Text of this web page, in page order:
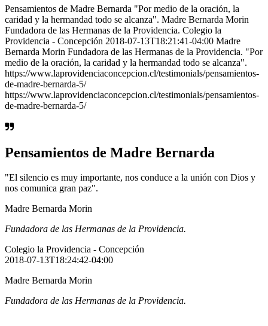
Pensamientos de Madre Bernarda "Por medio de la oración, la
caridad y la hermandad todo se alcanza". Madre Bernarda Morin
Fundadora de las Hermanas de la Providencia. Colegio la
Providencia - Concepción 2018-07-13T18:21:41-04:00 Madre
Bernarda Morin Fundadora de las Hermanas de la Providencia. "Por
medio de la oración, la caridad y la hermandad todo se alcanza".
https://www.laprovidenciaconcepcion.cl/testimonials/pensamientos-
de-madre-bernarda-5/
https://www.laprovidenciaconcepcion.cl/testimonials/pensamientos-
de-madre-bernarda-5/
Pensamientos de Madre Bernarda
"El silencio es muy importante, nos conduce a la unión con Dios y
nos comunica gran paz".
Madre Bernarda Morin
Fundadora de las Hermanas de la Providencia.
Colegio la Providencia - Concepción
2018-07-13T18:24:42-04:00
Madre Bernarda Morin
Fundadora de las Hermanas de la Providencia.